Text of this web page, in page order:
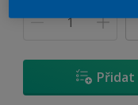
Přidat